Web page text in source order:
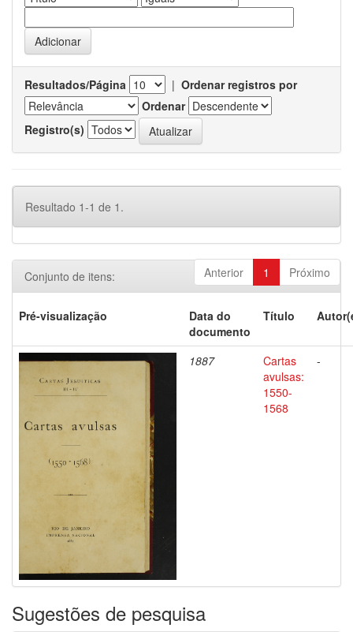
Resultados/Página | Ordenar registros por
Ordenar
Registro(s)
Resultado 1-1 de 1.
Anterior 1 Próximo
Conjunto de itens:
Pré-visualização
Data do
documento
Título
1887
Cartas
avulsas:
1550-
1568
-
Sugestões de pesquisa